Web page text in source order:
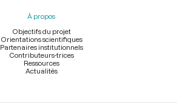
À propos
Objectifs du projet
Orientations scientifiques
Partenaires institutionnels
Contributeurs-trices
Ressources
Actualités